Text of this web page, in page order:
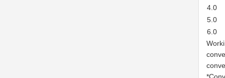
4.0
5.0
6.0